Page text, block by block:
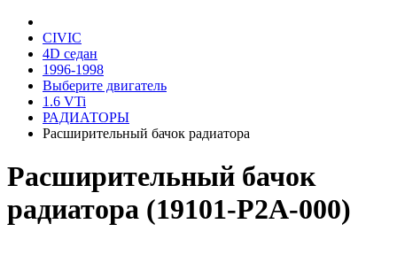
CIVIC
4D седан
1996-1998
Выберите двигатель
1.6 VTi
РАДИАТОРЫ
Расширительный бачок радиатора
Расширительный бачок
радиатора (19101-P2A-000)